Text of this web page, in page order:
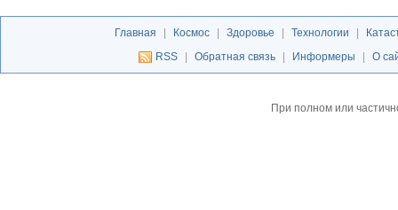
Главная Космос Здоровье Технологии
RSS
Обратная связь Информеры О
При полном или